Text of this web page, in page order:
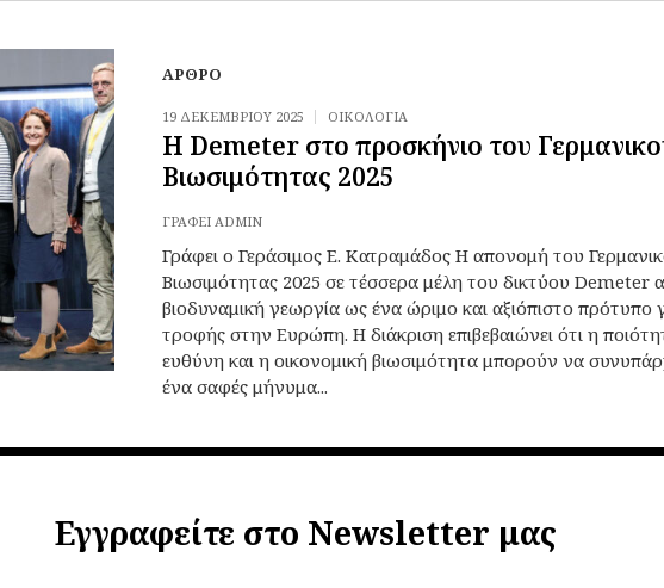
ΆΡΘΡΟ
19 ΔΕΚΕΜΒΡΊΟΥ 2025 ΟΙΚΟΛΟΓΊΑ
Η Demeter στο προσκήνιο του
Βιωσιμότητας 2025
ΓΡΆΦΕΙADMIN
Γράφει ο Γεράσιμος Ε. Κατραμάδος Η απονομή του
Βιωσιμότητας 2025 σε τέσσερα μέλη του δικτύου Demeter
βιοδυναμική γεωργία ως ένα ώριμο και αξιόπιστο πρότυπο
τροφής στην Ευρώπη. Η διάκριση επιβεβαιώνει ότι η
ευθύνη και η οικονομική βιωσιμότητα μπορούν να
ένα σαφές μήνυμα...
Εγγραφείτε στο Newsletter μας